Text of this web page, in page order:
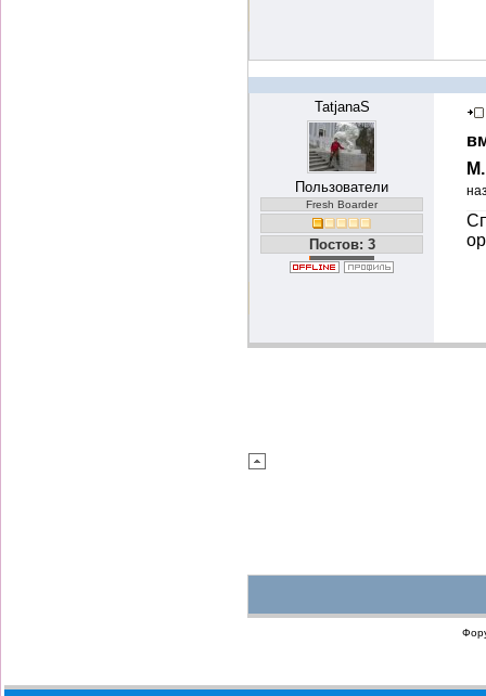
TatjanaS
Пользователи
Fresh Boarder
Постов: 3